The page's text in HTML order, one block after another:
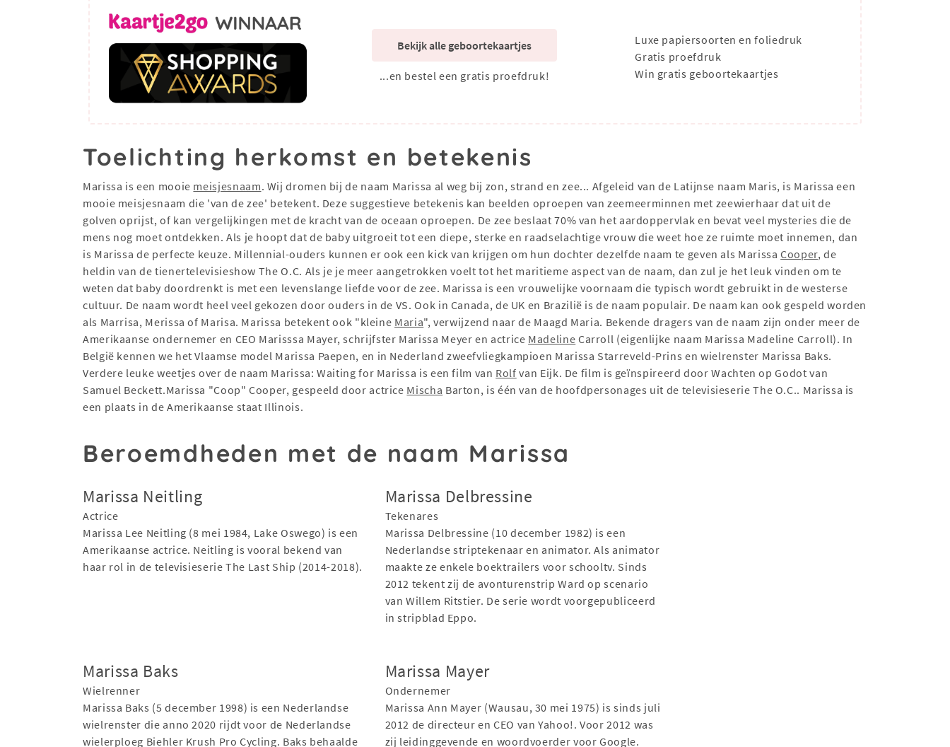
Bekijk alle geboortekaartjes
...en bestel een gratis proefdruk!
Luxe papiersoorten en foliedruk
Gratis proefdruk
Win gratis geboortekaartjes
Toelichting herkomst en betekenis
Marissa is een mooie meisjesnaam. Wij dromen bij de naam Marissa al weg bij zon, strand en zee... Afgeleid van de Latijnse naam Maris, is Marissa een
mooie meisjesnaam die 'van de zee' betekent. Deze suggestieve betekenis kan beelden oproepen van zeemeerminnen met zeewierhaar dat uit de
golven oprijst, of kan vergelijkingen met de kracht van de oceaan oproepen. De zee beslaat 70% van het aardoppervlak en bevat veel mysteries die de
mens nog moet ontdekken. Als je hoopt dat de baby uitgroeit tot een diepe, sterke en raadselachtige vrouw die weet hoe ze ruimte moet innemen, dan
is Marissa de perfecte keuze. Millennial-ouders kunnen er ook een kick van krijgen om hun dochter dezelfde naam te geven als MarissaCooper, de
heldin van de tienertelevisieshow The O.C. Als je je meer aangetrokken voelt tot het maritieme aspect van de naam, dan zul je het leuk vinden om te
weten dat baby doordrenkt is met een levenslange liefde voor de zee. Marissa is een vrouwelijke voornaam die typisch wordt gebruikt in de westerse
cultuur. De naam wordt heel veel gekozen door ouders in de VS. Ook in Canada, de UK en Brazilië is de naam populair. De naam kan ook gespeld worden
als Marrisa, Merissa of Marisa. Marissa betekent ook "kleine Maria", verwijzend naar de Maagd Maria. Bekende dragers van de naam zijn onder meer de
Amerikaanse ondernemer en CEO Marisssa Mayer, schrijfster Marissa Meyer en actrice Madeline Carroll (eigenlijke naam Marissa Madeline Carroll). In
België kennen we het Vlaamse model Marissa Paepen, en in Nederland zweefvliegkampioen Marissa Starreveld-Prins en wielrenster Marissa Baks.
Verdere leuke weetjes over de naam Marissa: Waiting for Marissa is een film van Rolf van Eijk. De film is geïnspireerd door Wachten op Godot van
Samuel Beckett.Marissa "Coop" Cooper, gespeeld door actrice Mischa Barton, is één van de hoofdpersonages uit de televisieserie The O.C.. Marissa is
een plaats in de Amerikaanse staat Illinois.
Beroemdheden met de naam Marissa
Marissa Neitling
Actrice
Marissa Lee Neitling (8 mei 1984, Lake Oswego) is een
Amerikaanse actrice. Neitling is vooral bekend van
haar rol in de televisieserie The Last Ship (2014-2018).
Marissa Delbressine
Tekenares
Marissa Delbressine (10 december 1982) is een
Nederlandse striptekenaar en animator. Als animator
maakte ze enkele boektrailers voor schooltv. Sinds
2012 tekent zij de avonturenstrip Ward op scenario
van Willem Ritstier. De serie wordt voorgepubliceerd
in stripblad Eppo.
Marissa Baks
Wielrenner
Marissa Baks (5 december 1998) is een Nederlandse
wielrenster die anno 2020 rijdt voor de Nederlandse
wielerploeg Biehler Krush Pro Cycling. Baks behaalde
Marissa Mayer
Ondernemer
Marissa Ann Mayer (Wausau, 30 mei 1975) is sinds juli
2012 de directeur en CEO van Yahoo!. Voor 2012 was
zij leidinggevende en woordvoerder voor Google.